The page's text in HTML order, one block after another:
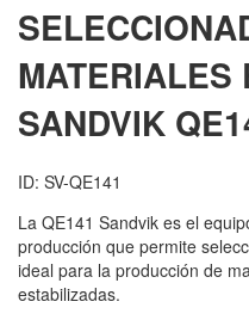
MATERIALES
SANDVIK
ID: SV-QE141
La QE141 Sandvik es el
producción que permite
ideal para la producción de
estabilizadas.